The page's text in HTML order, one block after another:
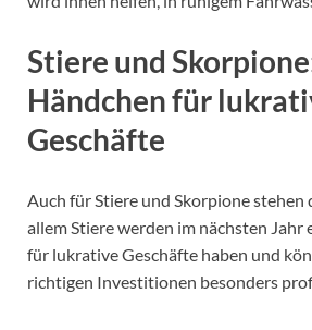
Stiere und
Händchen für
Geschäfte
Auch für Stiere und Skorpione stehen
allem Stiere werden im nächsten Jahr
für lukrative Geschäfte haben und
richtigen Investitionen besonders